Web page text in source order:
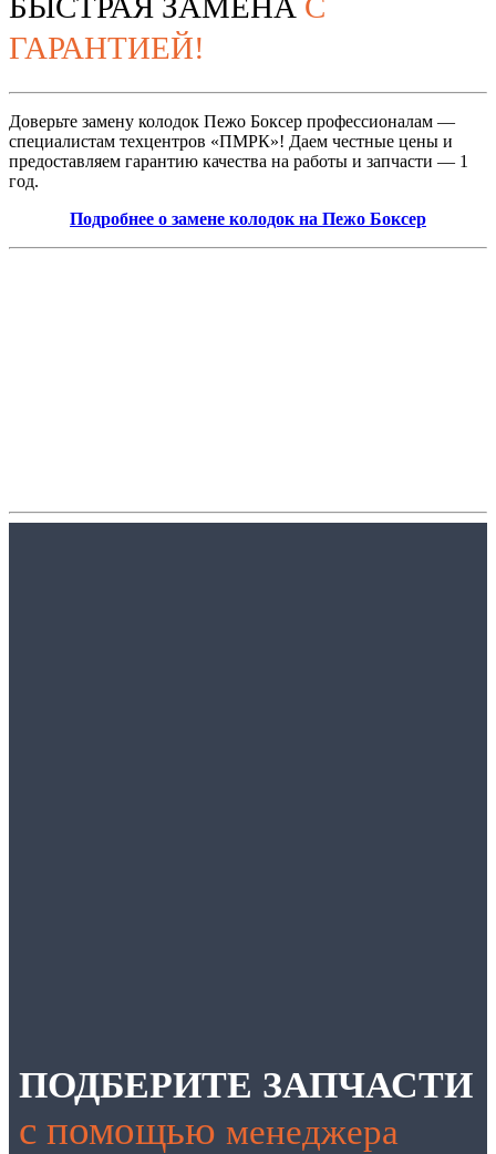
ГАРАНТИЕЙ!
Доверьте замену колодок Пежо Боксер профессионалам —
специалистам техцентров «ПМРК»! Даем честные цены и
предоставляем гарантию качества на работы и запчасти — 1
год.
Подробнее о замене колодок на Пежо Боксер
ПОДБЕРИТЕ ЗАПЧАСТИ
с помощью менеджера